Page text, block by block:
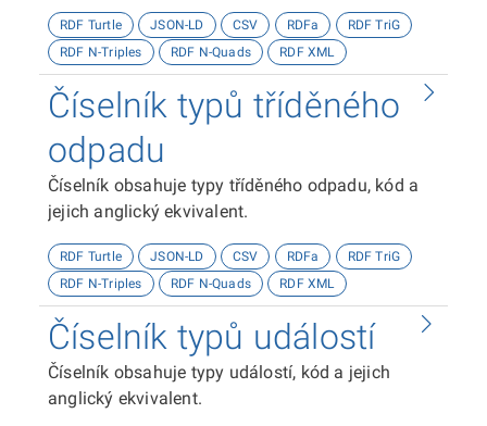
RDF Turtle JSON-LD CSV RDFa
RDF TriG
RDF N-Triples
RDF N-Quads RDF XML
Číselník typů tříděného
odpadu
Číselník obsahuje typy tříděného odpadu, kód a
jejich anglický ekvivalent.
RDF Turtle JSON-LD CSV RDFa
RDF TriG
RDF N-Triples
RDF N-Quads RDF XML
Číselník typů událostí
Číselník obsahuje typy událostí, kód a jejich
anglický ekvivalent.